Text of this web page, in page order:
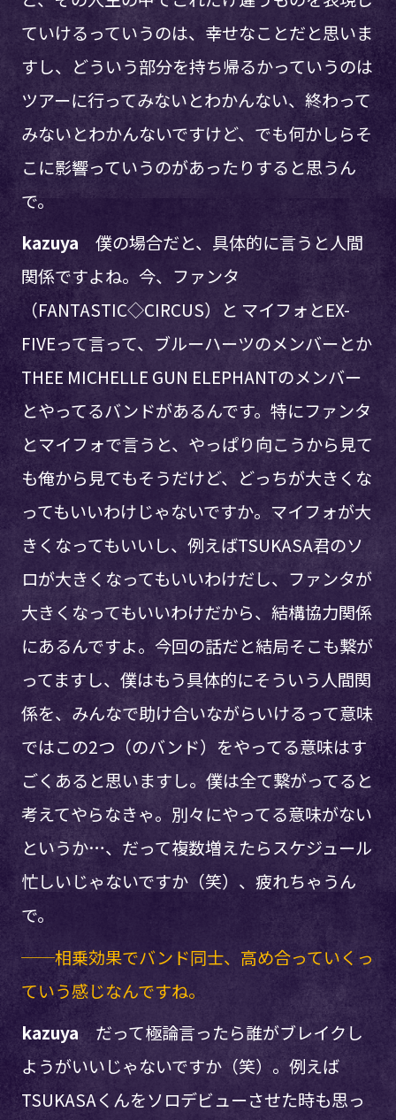
ていけるっていうのは、幸せなことだと思いま
すし、どういう部分を持ち帰るかっていうのは
ツアーに行ってみないとわかんない、終わって
みないとわかんないですけど、でも何かしらそ
こに影響っていうのがあったりすると思うん
で。
kazuya 僕の場合だと、具体的に言うと人間
関係ですよね。今、ファンタ
（FANTASTIC◇CIRCUS）と マイフォとEX-
FIVEって言って、ブルーハーツのメンバーとか
THEE MICHELLE GUN ELEPHANTのメンバー
とやってるバンドがあるんです。特にファンタ
とマイフォで言うと、やっぱり向こうから見て
も俺から見てもそうだけど、どっちが大きくな
ってもいいわけじゃないですか。マイフォが大
きくなってもいいし、例えばTSUKASA君のソ
ロが大きくなってもいいわけだし、ファンタが
大きくなってもいいわけだから、結構協力関係
にあるんですよ。今回の話だと結局そこも繋が
ってますし、僕はもう具体的にそういう人間関
係を、みんなで助け合いながらいけるって意味
ではこの2つ（のバンド）をやってる意味はす
ごくあると思いますし。僕は全て繋がってると
考えてやらなきゃ。別々にやってる意味がない
というか…、だって複数増えたらスケジュール
忙しいじゃないですか（笑）、疲れちゃうん
で。
──相乗効果でバンド同士、高め合っていくっ
ていう感じなんですね。
kazuyaだって極論言ったら誰がブレイクし
ようがいいじゃないですか（笑）。例えば
TSUKASAくんをソロデビューさせた時も思っ